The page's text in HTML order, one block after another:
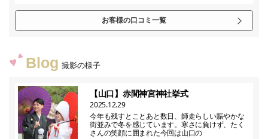
お客様の口コミ一覧
Blog 撮影の様子
【山口】赤間神宮神社挙式
2025.12.29
今年も残すとことあと数日、師走らしい賑やかな
街並みで冬を感じています。寒さに負けず、たく
さんの笑顔に囲まれた今回は山口の